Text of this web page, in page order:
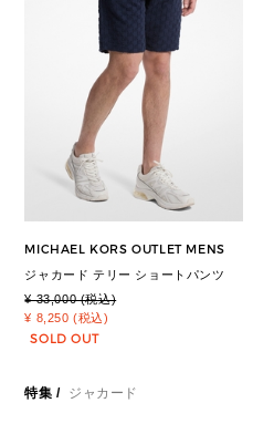
MICHAEL KORS OUTLET MENS
ジャカード テリー ショートパンツ
¥ 33,000 (税込)
¥ 8,250 (税込)
SOLD OUT
特集 / ジャカード